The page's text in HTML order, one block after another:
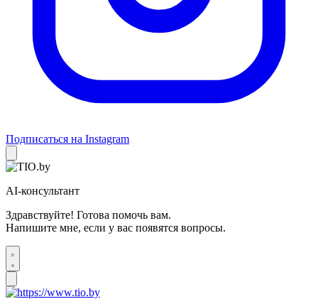
Подписаться на Instagram
AI-консультант
Здравствуйте! Готова помочь вам.
Напишите мне, если у вас появятся вопросы.